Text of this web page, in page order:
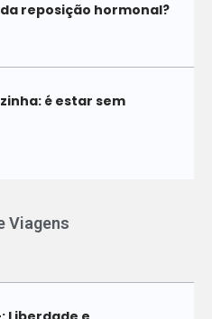
reposição hormonal?
é estar sem
Viagens